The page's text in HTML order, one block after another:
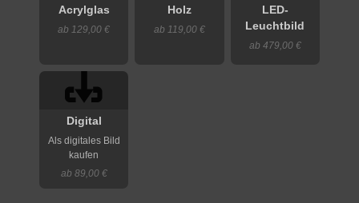
Acrylglas
ab 129,00 €
Holz
ab 119,00 €
LED-
Leuchtbild
ab 479,00 €
Digital
Als digitales Bild
kaufen
ab 89,00 €